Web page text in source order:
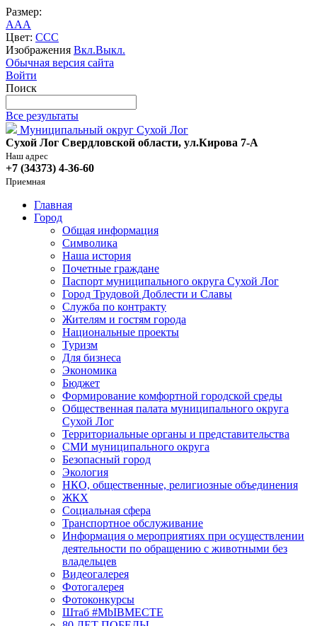
Размер:
AAA
Цвет: CCC
Изображения Вкл.Выкл.
Обычная версия сайта
Войти
Поиск
Все результаты
Муниципальный округ Сухой Лог
Сухой Лог Свердловской области, ул.Кирова 7-А
Наш адрес
+7 (34373) 4-36-60
Приемная
Главная
Город
Общая информация
Символика
Наша история
Почетные граждане
Паспорт муниципального округа Сухой Лог
Город Трудовой Доблести и Славы
Служба по контракту
Жителям и гостям города
Национальные проекты
Туризм
Для бизнеса
Экономика
Бюджет
Формирование комфортной городской среды
Общественная палата муниципального округа
Сухой Лог
Территориальные органы и представительства
СМИ муниципального округа
Безопасный город
Экология
НКО, общественные, религиозные объединения
ЖКХ
Социальная сфера
Транспортное обслуживание
Информация о мероприятиях при осуществлении
деятельности по обращению с животными без
владельцев
Видеогалерея
Фотогалерея
Фотоконкурсы
Штаб #MbIBMECTE